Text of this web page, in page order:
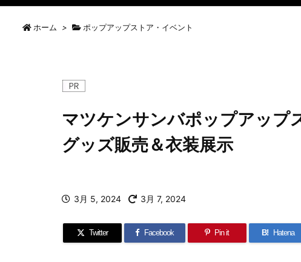
ホーム > ポップアップストア・イベント
マツケンサンバポップアップ
グッズ販売＆衣装展示
3月 5, 2024 3月 7, 2024
Twitter Facebook Pin it B! Hatena